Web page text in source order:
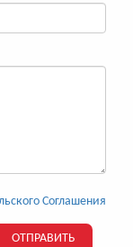
Соглашения
ОТПРАВИТЬ